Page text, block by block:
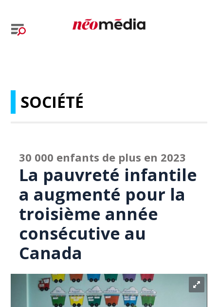
SOCIÉTÉ
30 000 enfants de plus en 2023
La pauvreté infantile
a augmenté pour la
troisième année
consécutive au
Canada